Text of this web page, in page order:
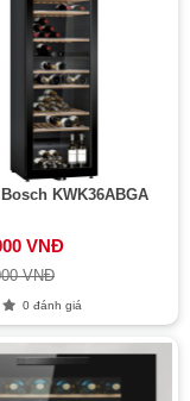
KWK36ABGA
VNĐ
VNĐ
0 đánh giá